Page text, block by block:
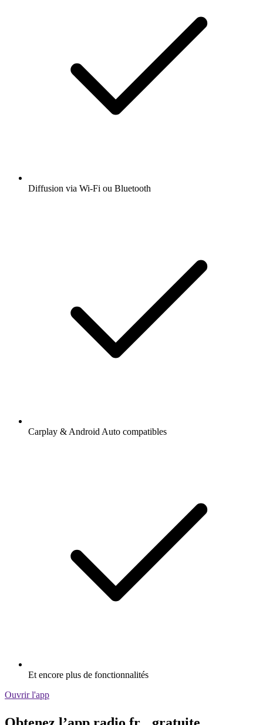
Diffusion via Wi-Fi ou Bluetooth
Carplay & Android Auto compatibles
Et encore plus de fonctionnalités
Ouvrir l'app